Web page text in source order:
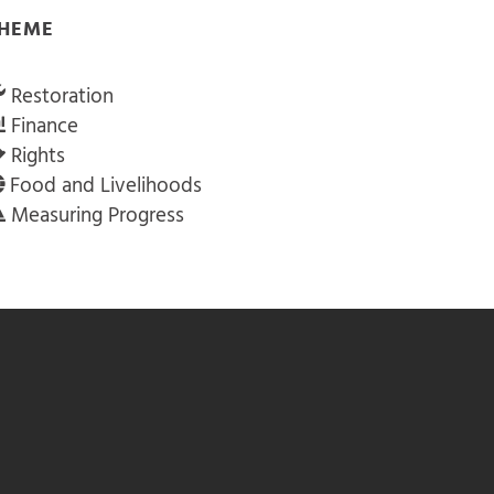
Restoration
Finance
Rights
Food and Livelihoods
Measuring Progress